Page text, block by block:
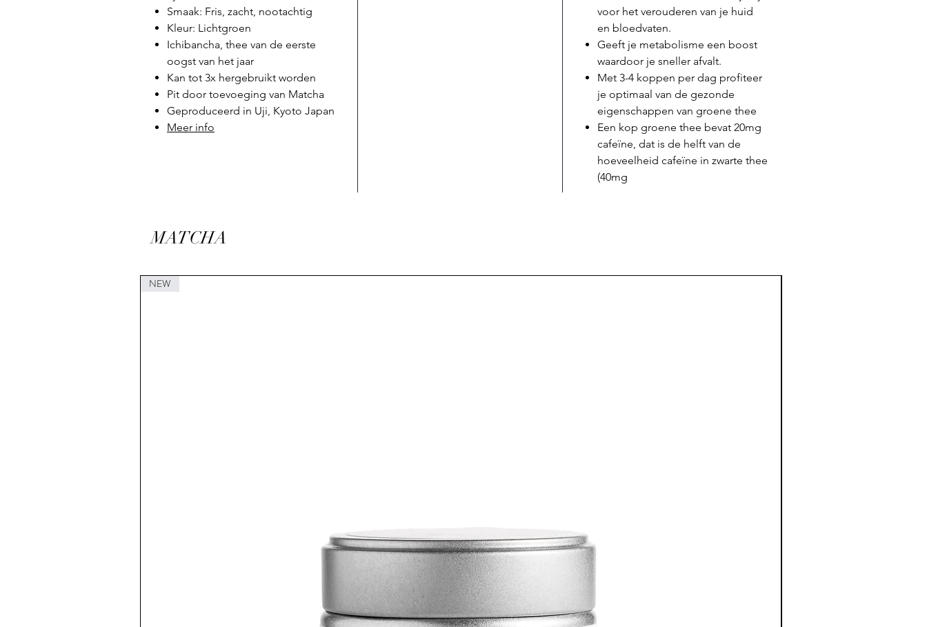
Smaak: Fris, zacht, nootachtig
Kleur: Lichtgroen
Ichibancha, thee van de eerste
oogst van het jaar
Kan tot 3x hergebruikt worden
Pit door toevoeging van Matcha
Geproduceerd in Uji, Kyoto Japan
Meer info
voor het verouderen van je huid
en bloedvaten.
Geeft je metabolisme een boost
waardoor je sneller afvalt.
Met 3-4 koppen per dag profiteer
je optimaal van de gezonde
eigenschappen van groene thee
Een kop groene thee bevat 20mg
cafeïne, dat is de helft van de
hoeveelheid cafeïne in zwarte thee
(40mg
MATCHA
NEW